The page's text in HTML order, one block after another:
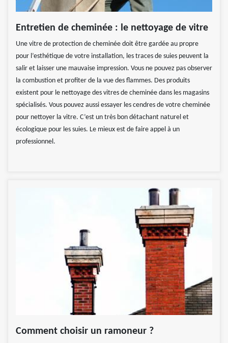
Entretien de cheminée : le nettoyage de vitre
Une vitre de protection de cheminée doit être gardée au propre
pour l’esthétique de votre installation, les traces de suies peuvent la
salir et laisser une mauvaise impression. Vous ne pouvez pas observer
la combustion et profiter de la vue des flammes. Des produits
existent pour le nettoyage des vitres de cheminée dans les magasins
spécialisés. Vous pouvez aussi essayer les cendres de votre cheminée
pour nettoyer la vitre. C’est un très bon détachant naturel et
écologique pour les suies. Le mieux est de faire appel à un
professionnel.
Comment choisir un ramoneur ?